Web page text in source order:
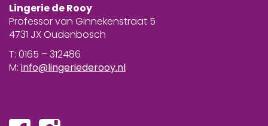
Lingerie de Rooy
Professor van Ginnekenstraat 5
4731 JX Oudenbosch
T: 0165 – 312486
M: info@lingeriederooy.nl